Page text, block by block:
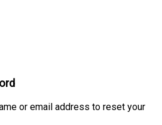
or email address to reset your